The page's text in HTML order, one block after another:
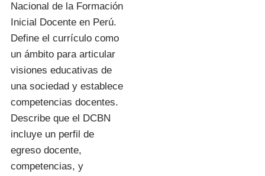
Nacional de la Formación
Inicial Docente en Perú.
Define el currículo como
un ámbito para articular
visiones educativas de
una sociedad y establece
competencias docentes.
Describe que el DCBN
incluye un perfil de
egreso docente,
competencias, y